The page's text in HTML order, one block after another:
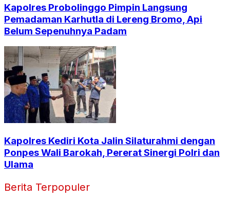
Kapolres Probolinggo Pimpin Langsung
Pemadaman Karhutla di Lereng Bromo, Api
Belum Sepenuhnya Padam
Kapolres Kediri Kota Jalin Silaturahmi dengan
Ponpes Wali Barokah, Pererat Sinergi Polri dan
Ulama
Berita Terpopuler